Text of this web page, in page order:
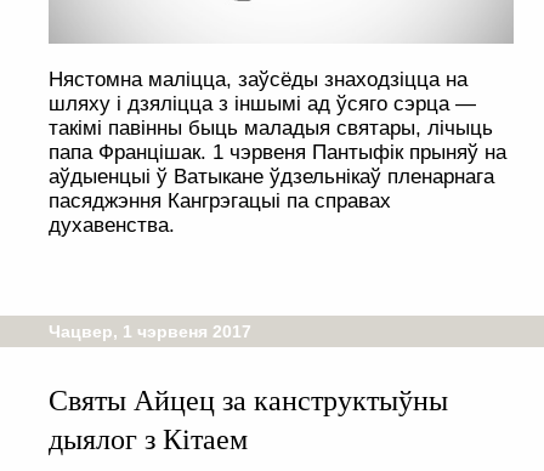
Нястомна маліцца, заўсёды знаходзіцца на
шляху і дзяліцца з іншымі ад ўсяго сэрца —
такімі павінны быць маладыя святары, лічыць
папа Францішак. 1 чэрвеня Пантыфік прыняў на
аўдыенцыі ў Ватыкане ўдзельнікаў пленарнага
пасяджэння Кангрэгацыі па справах
духавенства.
Чацвер, 1 чэрвеня 2017
Святы Айцец за канструктыўны
дыялог з Кітаем